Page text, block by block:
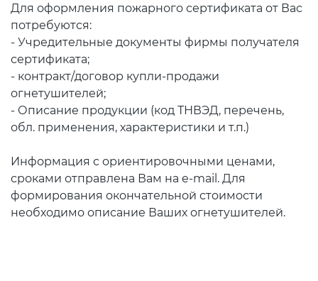
Для оформления пожарного сертификата от Вас
потребуются:
- Учредительные документы фирмы получателя
сертификата;
- контракт/договор купли-продажи
огнетушителей;
- Описание продукции (код ТНВЭД, перечень,
обл. применения, характеристики и т.п.)
Информация с ориентировочными ценами,
сроками отправлена Вам на e-mail. Для
формирования окончательной стоимости
необходимо описание Ваших огнетушителей.